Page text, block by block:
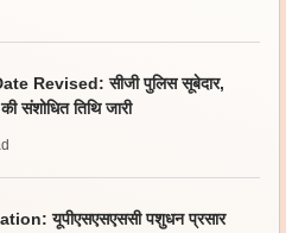
Revised: सीजी पुलिस सूबेदार,
संशोधित तिथि जारी
यूपीएसएसएससी पशुधन प्रसार